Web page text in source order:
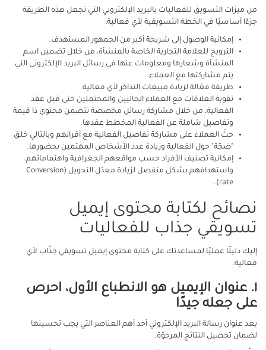
من ميزات التسويق للفعاليات بالبريد الإلكتروني التي تجعل هذه الطريقة
جزءًا أساسيًا في الخطة التسويقية لأي فعالية:
إمكانية الوصول إلى شريحة أكبر من الجمهور المستهدف.
الترويج للعلامة التجارية الخاصة بالمنشأة، من خلال تضمين اسم
المنشأة وشعارها ومعلومات عنها في رسائل البريد الإلكتروني التي
يتم مشاركتها مع العملاء.
طريقة فعّالة لزيادة مبيعات التذاكر لأي فعالية.
تقوية العلاقات مع العملاء الحاليين والمحتملين حتى قبل عقد
الفعالية، من خلال مشاركة رسائل مخصصة تتضمن محتوى ذا قيمة
وتفاصيل شاملة عن الفعالية المخطط عقدها.
حثّ العملاء على مشاركة تفاصيل الفعالية مع أقرانهم وبالتالي خلق
"ضجّة" حول الفعالية وزيادة عدد الأشخاص المهتمين بحضورها.
إمكانية تصنيف الأفراد حسب مواقعهم الجغرافية واهتماماتهم،
واستهدافهم بشكل منفصل لزيادة معدّل التحويل (Conversion
rate).
نصائح لكتابة محتوى إيميل
تسويقي جذاب للفعاليات
إليك دليلًا عمليًا لمساعدتك على كتابة محتوى إيميل تسويقي جذّاب لأي
فعالية.
١. عنوان الإيميل هو الانطباع الأول، احرص
على جعله جيدًا
يعد عنوان رسالة البريد الإلكتروني أحد أهم العناصر التي يجب تحسينها
لضمان تحصيل النتائج المرجوّة.